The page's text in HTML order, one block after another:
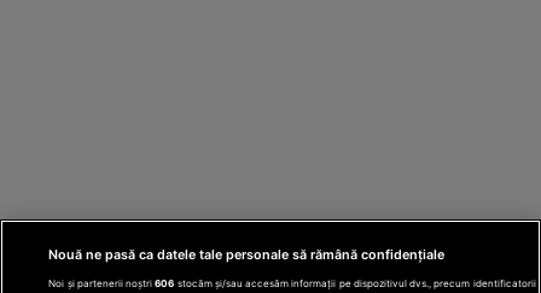
Nouă ne pasă ca datele tale personale să rămână confidențiale
Noi și partenerii noștri606 stocăm și/sau accesăm informații pe dispozitivul dvs., precum identificatorii